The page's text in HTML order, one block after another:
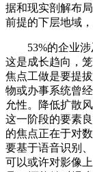
据和现实剖解布
前提的下层地域
53%的企业涉
这是成长趋向，
焦点工做是要提
物或办事系统曾
允性。降低扩散
这一阶段的要素
的焦点正在于对
要基于语音识别
可以或许对影像